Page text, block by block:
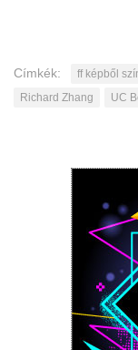
Címkék: ff képből
Richard Zhang
UC